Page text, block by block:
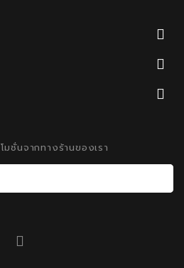
มชั่นจากทางร้านของเรา